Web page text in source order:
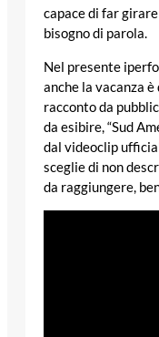
capace di far
bisogno di parola.
Nel presente
anche la vacanza
racconto da
da esibire, “Sud
dal videoclip
sceglie di non
da raggiungere,